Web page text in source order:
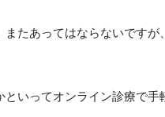
たあってはならないです
いってオンライン診療で